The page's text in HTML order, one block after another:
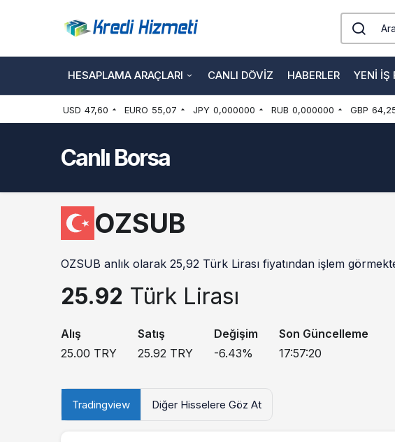
HESAPLAMA ARAÇLARI CANLI DÖVIZ HABERLER YENI İŞ
USD 47,60 EURO 55,07 JPY 0,000000 RUB 0,000000 GBP
Canlı Borsa
OZSUB
OZSUB anlık olarak 25,92 Türk Lirası fiyatından işlem
25.92 Türk Lirası
Alış
25.00 TRY
Satış
25.92 TRY
Değişim
-6.43%
Son Güncelleme
17:57:20
Tradingview Diğer Hisselere Göz At